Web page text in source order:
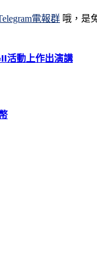
電報群 哦，是
活動上作出演講